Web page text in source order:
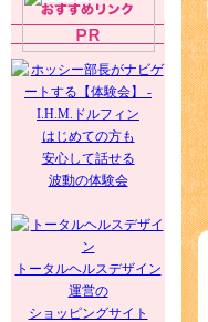
はじめての方も
安心して話せる
波動の体験会
トータルヘルスデザイン
運営の
ショッピングサイト